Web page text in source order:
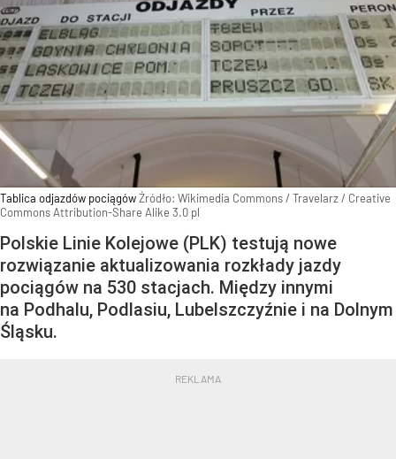
Tablica odjazdów pociągówŹródło: Wikimedia Commons/ Travelarz / Creative
Commons Attribution-Share Alike 3.0 pl
Polskie Linie Kolejowe (PLK) testują nowe
rozwiązanie aktualizowania rozkłady jazdy
pociągów na 530 stacjach. Między innymi
na Podhalu, Podlasiu, Lubelszczyźnie i na Dolnym
Śląsku.